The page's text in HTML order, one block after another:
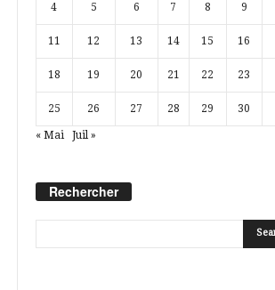
4 5 6 7 8 9
11 12 13 14 15 16
18 19 20 21 22 23
25 26 27 28 29 30
« Mai Juil »
Rechercher